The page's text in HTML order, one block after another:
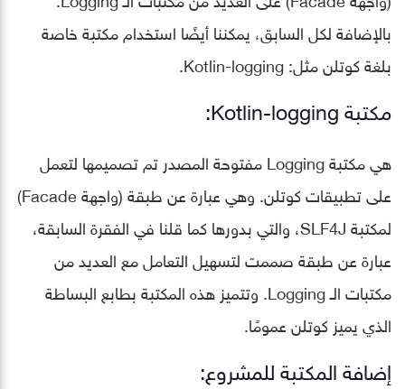
بالإضافة لكل السابق، يمكننا أيضًا استخدام مكتبة خاصة
بلغة كوتلن مثل: Kotlin-logging.
مكتبة Kotlin-logging:
هي مكتبة Logging مفتوحة المصدر تم تصميمها لتعمل
على تطبيقات كوتلن. وهي عبارة عن طبقة (واجهة Facade)
لمكتبة SLF4J، والتي بدورها كما قلنا في الفقرة السابقة،
عبارة عن طبقة صممت لتسهيل التعامل مع العديد من
مكتبات الـ Logging. وتتميز هذه المكتبة بطابع البساطة
الذي يميز كوتلن عمومًا.
إضافة المكتبة للمشروع: